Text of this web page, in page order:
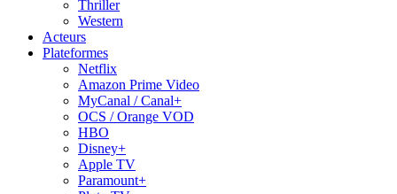
Thriller
Western
Acteurs
Plateformes
Netflix
Amazon Prime Video
MyCanal / Canal+
OCS / Orange VOD
HBO
Disney+
Apple TV
Paramount+